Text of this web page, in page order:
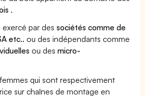
.
exercé par dessociétés comme de
etc.. ou des indépendants comme
ou desmicro-
qui sont respectivement
sur chaînes de montage en